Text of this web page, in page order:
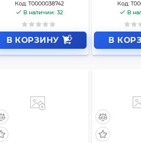
Код: Т0000038742
В наличии: 32
В КОРЗИНУ
Код:
В
В